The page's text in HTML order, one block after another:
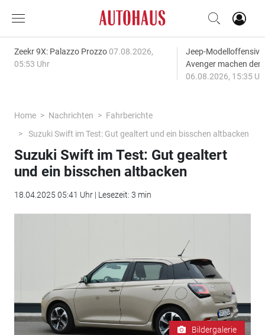
Zeekr 9X: Palazzo Prozzo 07.08.2026,
05:53 Uhr
Jeep-
Avenger machen
06.08.2026, 15:35
Home Nachrichten
Fahrberichte
Suzuki Swift im Test: Gut gealtert und ein bisschen altbacken
Suzuki Swift im Test: Gut gealtert
und ein bisschen altbacken
18.04.2025 05:41 Uhr | Lesezeit: 3 min
Bildergalerie